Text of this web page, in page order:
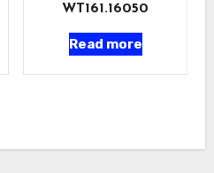
WT161.16050
Read more